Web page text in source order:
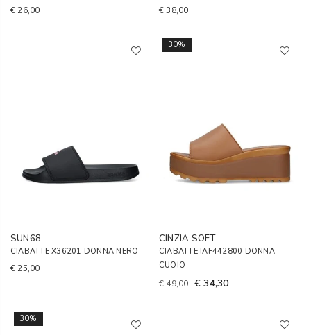
€ 26,00 € 38,00
SUN68
CIABATTE X36201 DONNA NERO
€ 25,00
30%
CINZIA SOFT
CIABATTE IAF442800 DONNA
CUOIO
€ 49,00 € 34,30
30%